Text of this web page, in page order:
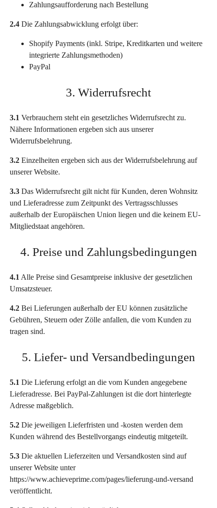
Zahlungsaufforderung nach Bestellung
2.4 Die Zahlungsabwicklung erfolgt über:
Shopify Payments (inkl. Stripe, Kreditkarten und weitere
integrierte Zahlungsmethoden)
PayPal
3. Widerrufsrecht
3.1 Verbrauchern steht ein gesetzliches Widerrufsrecht zu.
Nähere Informationen ergeben sich aus unserer
Widerrufsbelehrung.
3.2 Einzelheiten ergeben sich aus der Widerrufsbelehrung auf
unserer Website.
3.3 Das Widerrufsrecht gilt nicht für Kunden, deren Wohnsitz
und Lieferadresse zum Zeitpunkt des Vertragsschlusses
außerhalb der Europäischen Union liegen und die keinem EU-
Mitgliedstaat angehören.
4. Preise und Zahlungsbedingungen
4.1 Alle Preise sind Gesamtpreise inklusive der gesetzlichen
Umsatzsteuer.
4.2 Bei Lieferungen außerhalb der EU können zusätzliche
Gebühren, Steuern oder Zölle anfallen, die vom Kunden zu
tragen sind.
5. Liefer- und Versandbedingungen
5.1 Die Lieferung erfolgt an die vom Kunden angegebene
Lieferadresse. Bei PayPal-Zahlungen ist die dort hinterlegte
Adresse maßgeblich.
5.2 Die jeweiligen Lieferfristen und -kosten werden dem
Kunden während des Bestellvorgangs eindeutig mitgeteilt.
5.3 Die aktuellen Lieferzeiten und Versandkosten sind auf
unserer Website unter
https://www.achieveprime.com/pages/lieferung-und-versand
veröffentlicht.